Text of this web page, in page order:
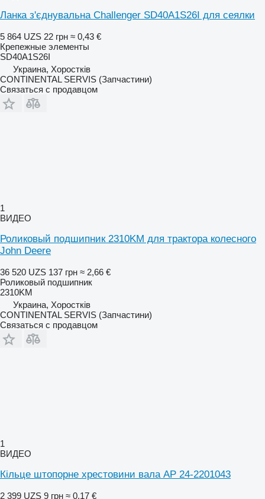
Ланка з'єднувальна Challenger SD40A1S26I для сеялки
5 864 UZS 22 грн ≈ 0,43 €
Крепежные элементы
SD40A1S26I
Украина, Хоростків
CONTINENTAL SERVIS (Запчастини)
Связаться с продавцом
1
ВИДЕО
Роликовый подшипник 2310KM для трактора колесного
John Deere
36 520 UZS 137 грн ≈ 2,66 €
Роликовый подшипник
2310KM
Украина, Хоростків
CONTINENTAL SERVIS (Запчастини)
Связаться с продавцом
1
ВИДЕО
Кільце штопорне хрестовини вала AP 24-2201043
2 399 UZS 9 грн ≈ 0,17 €